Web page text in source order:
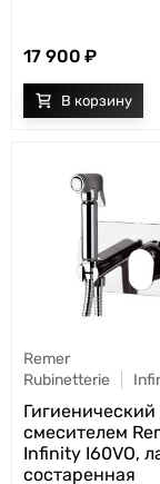
17 900
Remer
Rubinetterie
смесителем
Infinity I60VO,
состаренная